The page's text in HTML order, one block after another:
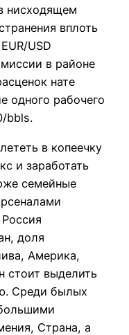
нисходящем
вплоть
USD
в районе
нате
одного рабочего
bbls.
в копеечку
и заработать
семейные
доля
Америка,
стоит выделить
Среди былых
Страна, а